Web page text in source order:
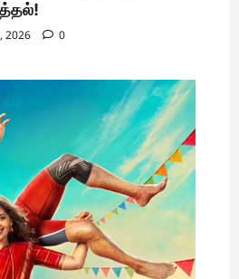
2026 0